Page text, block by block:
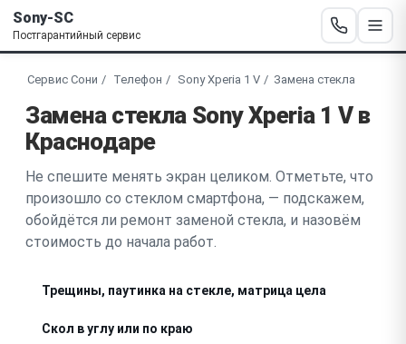
Sony-SC
Постгарантийный сервис
Сервис Сони Телефон Sony Xperia 1 V Замена стекла
Замена стекла Sony Xperia 1 V в
Краснодаре
Не спешите менять экран целиком. Отметьте, что
произошло со стеклом смартфона, — подскажем,
обойдётся ли ремонт заменой стекла, и назовём
стоимость до начала работ.
Трещины, паутинка на стекле, матрица цела
Скол в углу или по краю